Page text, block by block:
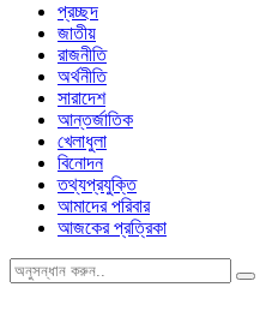
প্রচ্ছদ
জাতীয়
রাজনীতি
অর্থনীতি
সারাদেশ
আন্তর্জাতিক
খেলাধুলা
বিনোদন
তথ্যপ্রযুক্তি
আমাদের পরিবার
আজকের প্রত্রিকা